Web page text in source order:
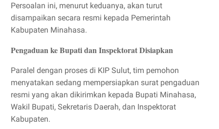
Persoalan ini, menurut keduanya, akan turut
disampaikan secara resmi kepada Pemerintah
Kabupaten Minahasa.
Pengaduan ke Bupati dan Inspektorat Disiapkan
Paralel dengan proses di KIP Sulut, tim pemohon
menyatakan sedang mempersiapkan surat pengaduan
resmi yang akan dikirimkan kepada Bupati Minahasa,
Wakil Bupati, Sekretaris Daerah, dan Inspektorat
Kabupaten.